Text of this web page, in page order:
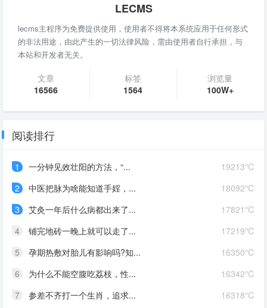
LECMS
lecms主程序为免费提供使用，使用者不得将本系统应用于任何形式
的非法用途，由此产生的一切法律风险，需由使用者自行承担，与
本站和开发者无关。
文章
16566
标签
1564
浏览量
100W+
阅读排行
19213℃
1
一分钟见效壮阳的方法，“...
18092℃
2
中医把脉为啥能知道手婬，...
17821℃
3
艾灸一年后什么病都出来了...
17219℃
4
铺完地砖一晚上就可以走了...
16350℃
5
孕期热敷对胎儿有影响吗?知...
16342℃
6
为什么不能空腹吃荔枝，性...
16318℃
7
参差不齐打一个生肖，追求...